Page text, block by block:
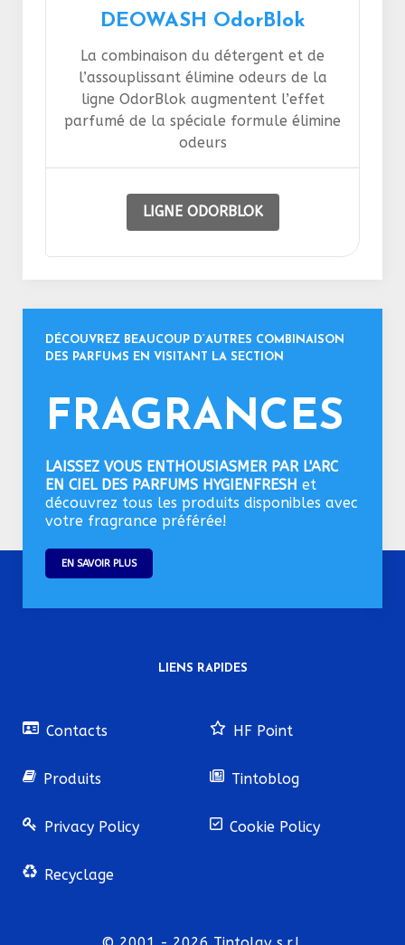
DEOWASH OdorBlok
La combinaison du détergent et de
l’assouplissant élimine odeurs de la
ligne OdorBlok augmentent l’effet
parfumé de la spéciale formule élimine
odeurs
LIGNE ODORBLOK
DÉCOUVREZ BEAUCOUP D’AUTRES COMBINAISON
DES PARFUMS EN VISITANT LA SECTION
FRAGRANCES
LAISSEZ VOUS ENTHOUSIASMER PAR L'ARC
EN CIEL DES PARFUMS HYGIENFRESH et
découvrez tous les produits disponibles avec
votre fragrance préférée!
EN SAVOIR PLUS
LIENS RAPIDES
Contacts HF Point
Produits Tintoblog
Privacy Policy Cookie Policy
Recyclage